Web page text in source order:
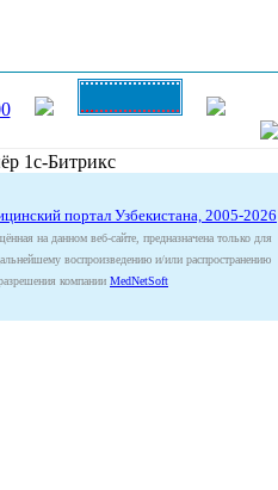
портал Узбекистана, 2005-2026
на данном веб-сайте, предназначена только для
воспроизведению и/или распространению
компании MedNetSoft